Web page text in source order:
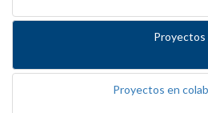
Proyectos
Proyectos en